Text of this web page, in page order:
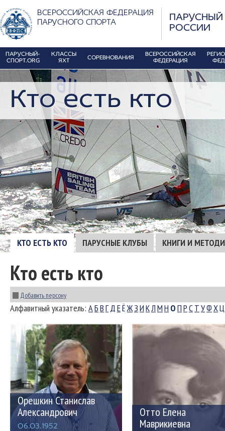
ВСЕРОССИЙСКАЯ ФЕДЕРАЦИЯ
ПАРУСНОГО СПОРТА
ПАРУСНЫЙ
РОССИИ
ПАРУСНЫЙ-
СПОРТ.ORG
КЛАССЫ
ЯХТ
СОРЕВНОВАНИЯ
ВСЕРОССИЙСКАЯ
ФЕДЕРАЦИЯ
Кто есть кто
КТО ЕСТЬ КТО ПАРУСНЫЕ КЛУБЫ КНИГИ И
Кто есть кто
Добавить персону
Алфавитный указатель: АБВГДЕЁЖЗИКЛМН ОПРСТУФХЦ
Орешкин Станислав
Александрович
06.03.1952
Отто Елена
Маврикиевна